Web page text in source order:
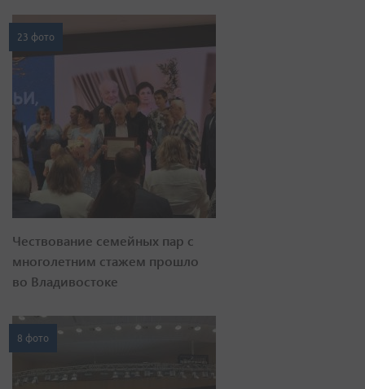
23 фото
Чествование семейных пар с
многолетним стажем прошло
во Владивостоке
8 фото